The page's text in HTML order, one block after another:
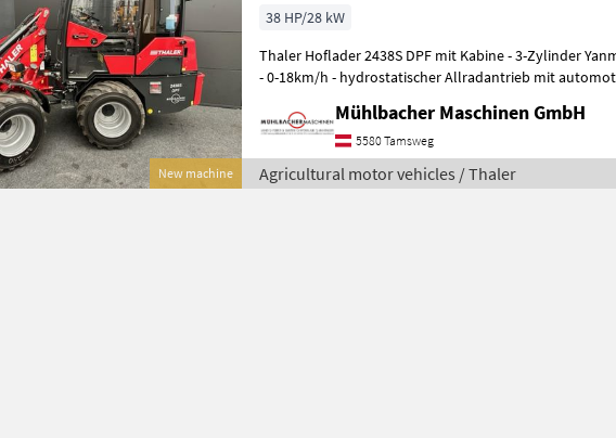
New machine
38 HP/28 kW
Thaler Hoflader 2438S DPF mit Kabine - 3-Zylinder Yanmar Motor 38PS
- 0-18km/h - hydrostatischer Allradantrieb mit
Mühlbacher Maschinen GmbH
5580 Tamsweg
Agricultural motor vehicles / Thaler